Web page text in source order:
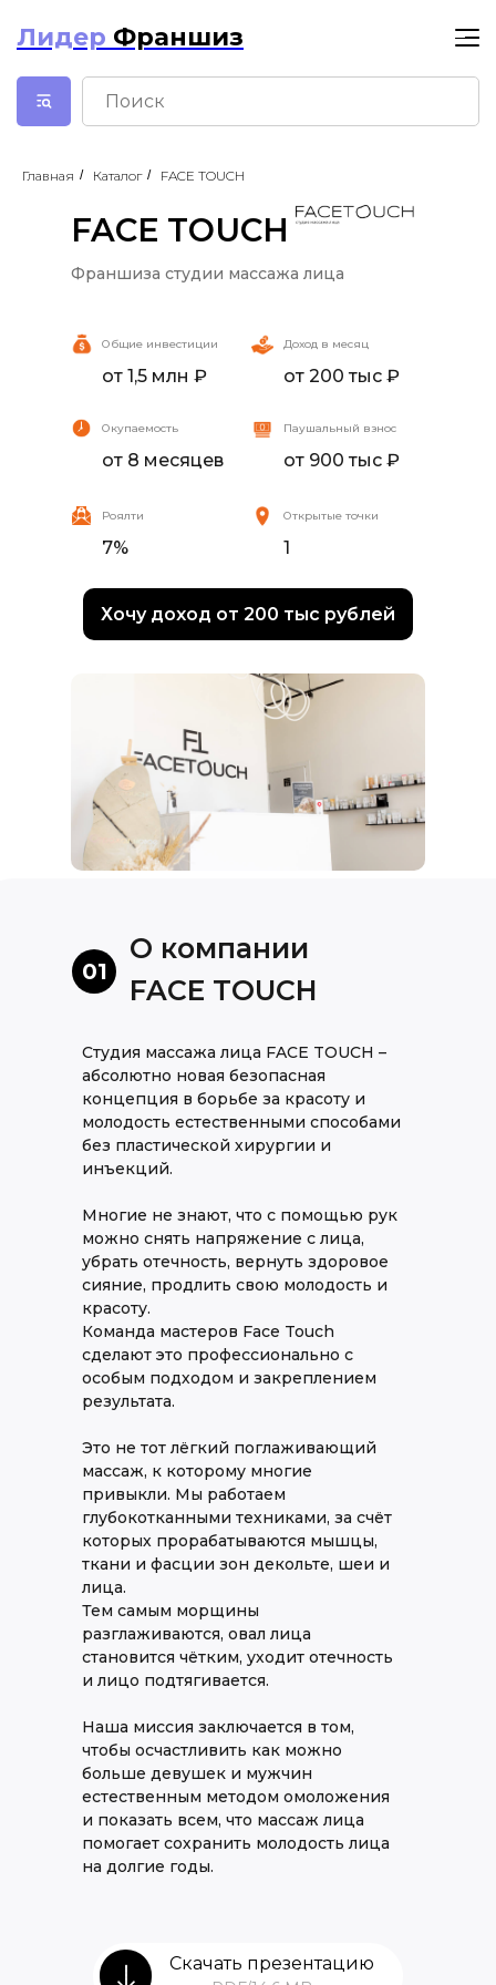
Лидер Франшиз
Главная / Каталог / FACE TOUCH
Франшиза студии массажа лица
Общие инвестиции
от 1,5 млн ₽
Окупаемость
от 8 месяцев
Доход в месяц
от 200 тыс ₽
Открытые точки
1
Роялти
7%
Паушальный взнос
от 900 тыс ₽
Хочу доход от 200 тыс рублей
FACE TOUCH
О компании
FACE TOUCH
Студия массажа лица FACE TOUCH –
абсолютно новая безопасная
концепция в борьбе за красоту и
молодость естественными способами
без пластической хирургии и
инъекций.
Многие не знают, что с помощью рук
можно снять напряжение с лица,
убрать отечность, вернуть здоровое
сияние, продлить свою молодость и
красоту.
Команда мастеров Face Touch
сделают это профессионально с
особым подходом и закреплением
результата.
Это не тот лёгкий поглаживающий
массаж, к которому многие
привыкли. Мы работаем
глубокотканными техниками, за счёт
которых прорабатываются мышцы,
ткани и фасции зон декольте, шеи и
лица.
Тем самым морщины
разглаживаются, овал лица
становится чётким, уходит отечность
и лицо подтягивается.
Наша миссия заключается в том,
чтобы осчастливить как можно
больше девушек и мужчин
естественным методом омоложения
и показать всем, что массаж лица
помогает сохранить молодость лица
на долгие годы.
01
Скачать презентацию